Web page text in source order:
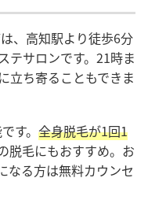
、高知駅より徒歩6分
テサロンです。21時ま
立ち寄ることもできま
す。 全身脱毛が1回1
脱毛にもおすすめ。お
なる方は無料カウンセ